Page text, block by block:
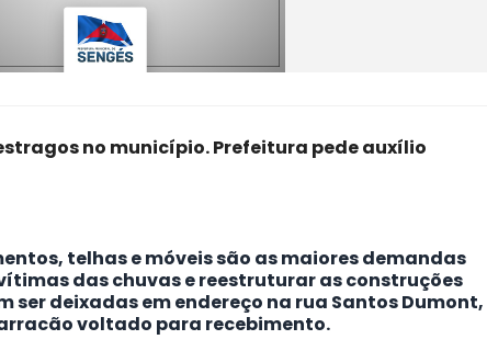
no município. Prefeitura pede auxílio
telhas e móveis são as maiores demandas
das chuvas e reestruturar as construções
ser deixadas em endereço na rua Santos Dumont,
voltado para recebimento.